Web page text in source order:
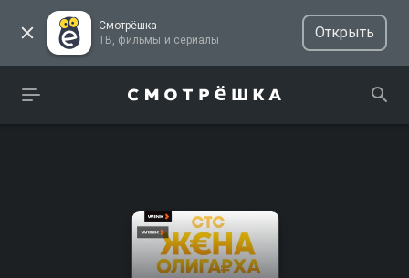
Смотрёшка
ТВ, фильмы и сериалы
Открыть